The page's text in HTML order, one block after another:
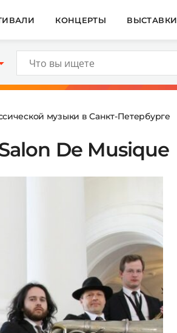
КОНЦЕРТЫ ВЫСТАВКИ
музыки в Санкт-Петербурге
De Musique